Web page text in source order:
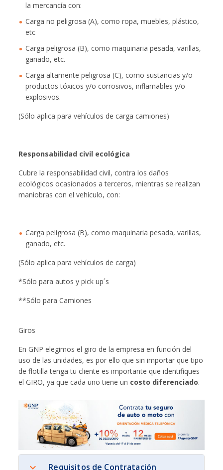
la mercancía con:
Carga no peligrosa (A), como ropa, muebles, plástico,
etc
Carga peligrosa (B), como maquinaria pesada, varillas,
ganado, etc.
Carga altamente peligrosa (C), como sustancias y/o
productos tóxicos y/o corrosivos, inflamables y/o
explosivos.
(Sólo aplica para vehículos de carga camiones)
Responsabilidad civil ecológica
Cubre la responsabilidad civil, contra los daños
ecológicos ocasionados a terceros, mientras se realizan
maniobras con el vehículo, con:
Carga peligrosa (B), como maquinaria pesada, varillas,
ganado, etc.
(Sólo aplica para vehículos de carga)
*Sólo para autos y pick up´s
**Sólo para Camiones
Giros
En GNP elegimos el giro de la empresa en función del
uso de las unidades, es por ello que sin importar que tipo
de flotilla tenga tu cliente es importante que identifiques
el GIRO, ya que cada uno tiene un costo diferenciado.
Requisitos de Contratación